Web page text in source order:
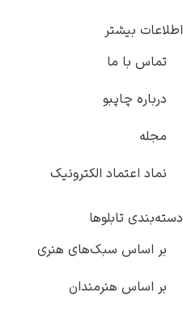
اطلاعات بیشتر
تماس با ما
درباره چاپبو
مجله
نماد اعتماد الکترونیک
دسته‌بندی تابلوها
بر اساس سبک‌های هنری
بر اساس هنرمندان